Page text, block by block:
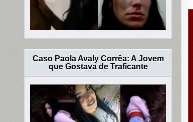
Caso Paola Avaly Corrêa: A Jovem
que Gostava de Traficante